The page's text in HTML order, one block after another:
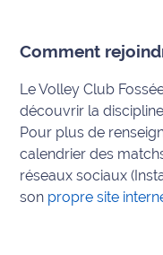
plan
contacter
Ecouter
et voir
Comment
Le Volley Club
découvrir la
Pour plus de
calendrier des
réseaux sociaux
son propre site